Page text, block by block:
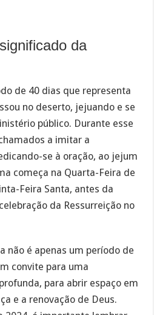
da
de 40 dias que representa
no deserto, jejuando e se
público. Durante esse
a imitar a
se à oração, ao jejum
começa na Quarta-Feira de
Feira Santa, antes da
da Ressurreição no
não é apenas um período de
convite para uma
para abrir espaço em
e a renovação de Deus.